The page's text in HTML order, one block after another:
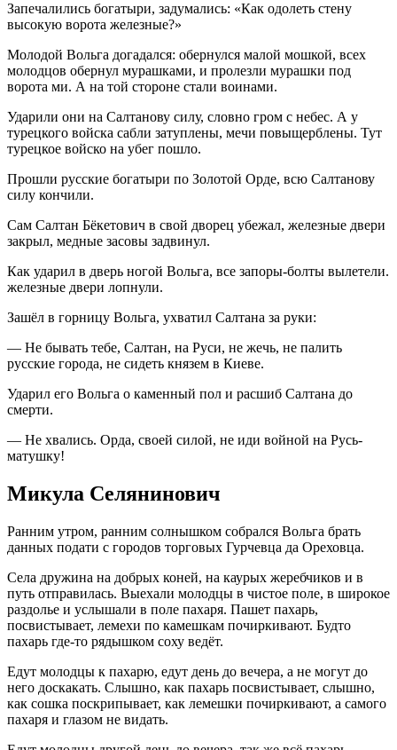
Запечалились богатыри, задумались: «Как одолеть стену
высокую ворота железные?»
Молодой Вольга догадался: обернулся малой мошкой, всех
молодцов обернул мурашками, и пролезли мурашки под
ворота ми. А на той стороне стали воинами.
Ударили они на Салтанову силу, словно гром с небес. А у
турецкого войска сабли затуплены, мечи повыщерблены. Тут
турецкое войско на убег пошло.
Прошли русские богатыри по Золотой Орде, всю Салтанову
силу кончили.
Сам Салтан Бёкетович в свой дворец убежал, железные двери
закрыл, медные засовы задвинул.
Как ударил в дверь ногой Вольга, все запоры-болты вылетели.
железные двери лопнули.
Зашёл в горницу Вольга, ухватил Салтана за руки:
— Не бывать тебе, Салтан, на Руси, не жечь, не палить
русские города, не сидеть князем в Киеве.
Ударил его Вольга о каменный пол и расшиб Салтана до
смерти.
— Не хвались. Орда, своей силой, не иди войной на Русь-
матушку!
Микула Селянинович
Ранним утром, ранним солнышком собрался Вольга брать
данных подати с городов торговых Гурчевца да Ореховца.
Села дружина на добрых коней, на каурых жеребчиков и в
путь отправилась. Выехали молодцы в чистое поле, в широкое
раздолье и услышали в поле пахаря. Пашет пахарь,
посвистывает, лемехи по камешкам почиркивают. Будто
пахарь где-то рядышком соху ведёт.
Едут молодцы к пахарю, едут день до вечера, а не могут до
него доскакать. Слышно, как пахарь посвистывает, слышно,
как сошка поскрипывает, как лемешки почиркивают, а самого
пахаря и глазом не видать.